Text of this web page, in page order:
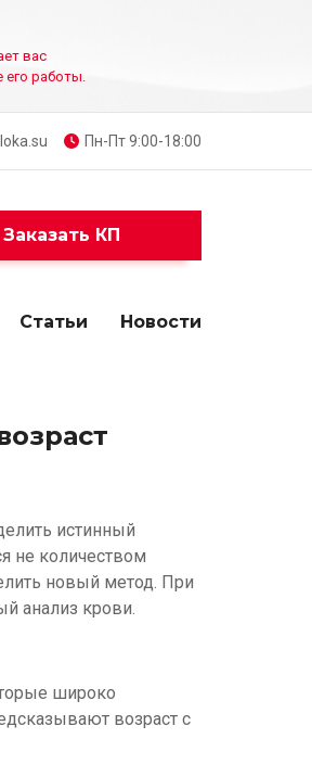
вас
его работы.
Пн-Пт 9:00-18:00
Заказать КП
Статьи Новости
истинный
не количеством
новый метод. При
анализ крови.
широко
возраст с